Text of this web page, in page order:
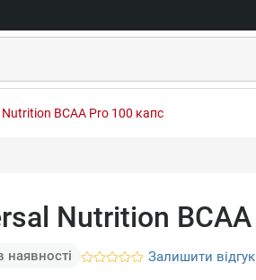
Nutrition BCAA Pro 100 капс
Nutrition
наявності Залишити відгук